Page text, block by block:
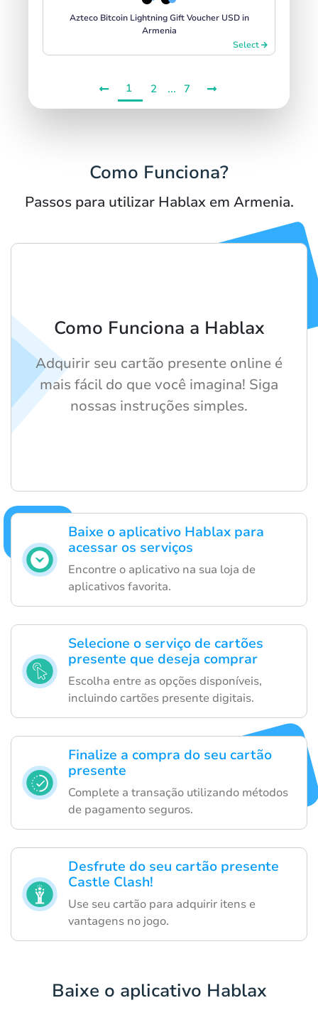
Azteco Bitcoin Lightning Gift Voucher USD in
Armenia
Select
1 2 ... 7
Como Funciona?
Passos para utilizar Hablax em Armenia.
Baixe o aplicativo Hablax para
acessar os serviços
Encontre o aplicativo na sua loja de
aplicativos favorita.
Selecione o serviço de cartões
presente que deseja comprar
Escolha entre as opções disponíveis,
incluindo cartões presente digitais.
Finalize a compra do seu cartão
presente
Complete a transação utilizando métodos
de pagamento seguros.
Desfrute do seu cartão presente
Castle Clash!
Use seu cartão para adquirir itens e
vantagens no jogo.
Como Funciona a Hablax
Adquirir seu cartão presente online é
mais fácil do que você imagina! Siga
nossas instruções simples.
Baixe o aplicativo Hablax